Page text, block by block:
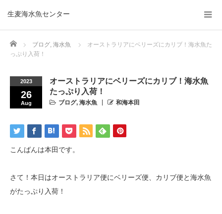
生麦海水魚センター
Home ブログ, 海水魚
オーストラリアにベリーズにカリブ！海水魚た
っぷり入荷！
2023
26
Aug
オーストラリアにベリーズにカリブ！海水魚
たっぷり入荷！
ブログ, 海水魚 和海本田
こんばんは本田です。
さて！本日はオーストラリア便にベリーズ便、カリブ便と海水魚
がたっぷり入荷！